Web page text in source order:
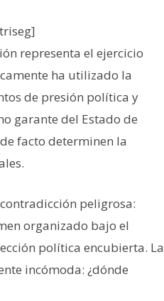
representa el ejercicio
ha utilizado la
de presión política y
garante del Estado de
facto determinen la
peligrosa:
organizado bajo el
política encubierta. La
incómoda: ¿dónde